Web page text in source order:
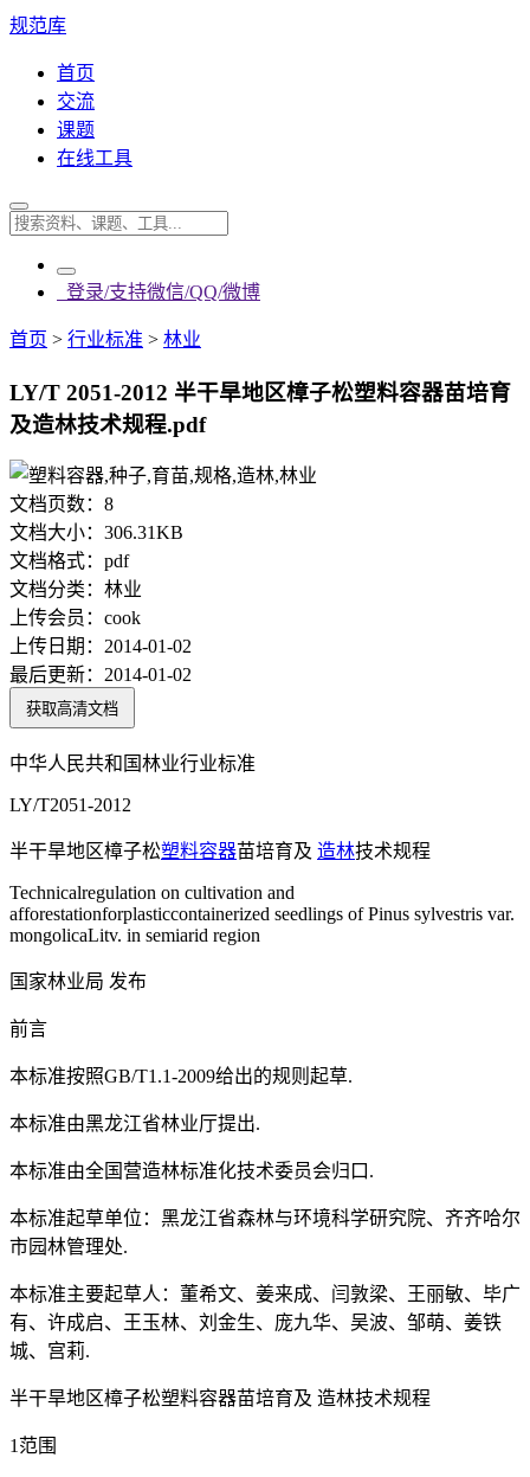
规范库
首页
交流
课题
在线工具
登录/支持微信/QQ/微博
首页 > 行业标准 > 林业
LY/T 2051-2012 半干旱地区樟子松塑料容器苗培育
及造林技术规程.pdf
文档页数： 8
文档大小： 306.31KB
文档格式： pdf
文档分类： 林业
上传会员： cook
上传日期： 2014-01-02
最后更新： 2014-01-02
获取高清文档
中华人民共和国林业行业标准
LY/T2051-2012
半干旱地区樟子松塑料容器苗培育及 造林技术规程
Technicalregulation on cultivation and
afforestationforplasticcontainerized seedlings of Pinus sylvestris var.
mongolicaLitv. in semiarid region
国家林业局 发布
前言
本标准按照GB/T1.1-2009给出的规则起草.
本标准由黑龙江省林业厅提出.
本标准由全国营造林标准化技术委员会归口.
本标准起草单位：黑龙江省森林与环境科学研究院、齐齐哈尔
市园林管理处.
本标准主要起草人：董希文、姜来成、闫敦梁、王丽敏、毕广
有、许成启、王玉林、刘金生、庞九华、吴波、邹萌、姜铁
城、宫莉.
半干旱地区樟子松塑料容器苗培育及 造林技术规程
1范围